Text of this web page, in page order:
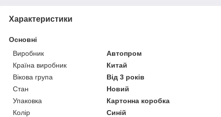
Характеристики
Основні
Виробник
Автопром
Країна виробник
Китай
Вікова група
Від 3 років
Стан
Новий
Упаковка
Картонна коробка
Колір
Синій